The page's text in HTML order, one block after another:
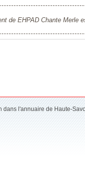
de EHPAD Chante Merle
dans l'annuaire de Haute-